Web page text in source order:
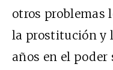
otros problemas
la prostitución y
años en el